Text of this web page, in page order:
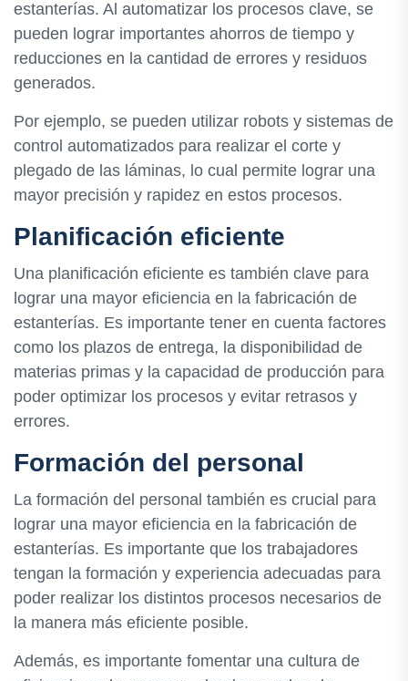
estanterías. Al automatizar los procesos clave, se
pueden lograr importantes ahorros de tiempo y
reducciones en la cantidad de errores y residuos
generados.
Por ejemplo, se pueden utilizar robots y sistemas de
control automatizados para realizar el corte y
plegado de las láminas, lo cual permite lograr una
mayor precisión y rapidez en estos procesos.
Planificación eficiente
Una planificación eficiente es también clave para
lograr una mayor eficiencia en la fabricación de
estanterías. Es importante tener en cuenta factores
como los plazos de entrega, la disponibilidad de
materias primas y la capacidad de producción para
poder optimizar los procesos y evitar retrasos y
errores.
Formación del personal
La formación del personal también es crucial para
lograr una mayor eficiencia en la fabricación de
estanterías. Es importante que los trabajadores
tengan la formación y experiencia adecuadas para
poder realizar los distintos procesos necesarios de
la manera más eficiente posible.
Además, es importante fomentar una cultura de